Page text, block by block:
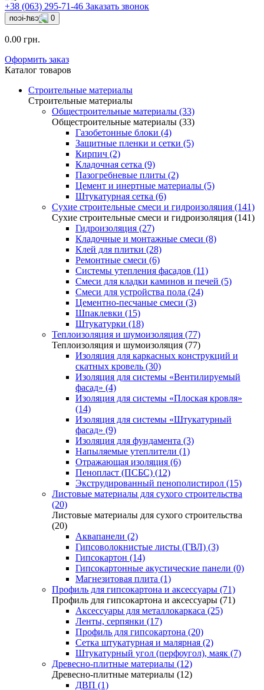
+38 (063) 295-71-46 Заказать звонок
0
0.00 грн.
Оформить заказ
Каталог товаров
Строительные материалы
Строительные материалы
Общестроительные материалы (33)
Общестроительные материалы (33)
Газобетонные блоки (4)
Защитные пленки и сетки (5)
Кирпич (2)
Кладочная сетка (9)
Пазогребневые плиты (2)
Цемент и инертные материалы (5)
Штукатурная сетка (6)
Сухие строительные смеси и гидроизоляция (141)
Сухие строительные смеси и гидроизоляция (141)
Гидроизоляция (27)
Кладочные и монтажные смеси (8)
Клей для плитки (28)
Ремонтные смеси (6)
Системы утепления фасадов (11)
Смеси для кладки каминов и печей (5)
Смеси для устройства пола (24)
Цементно-песчаные смеси (3)
Шпаклевки (15)
Штукатурки (18)
Теплоизоляция и шумоизоляция (77)
Теплоизоляция и шумоизоляция (77)
Изоляция для каркасных конструкций и
скатных кровель (30)
Изоляция для системы «Вентилируемый
фасад» (4)
Изоляция для системы «Плоская кровля»
(14)
Изоляция для системы «Штукатурный
фасад» (9)
Изоляция для фундамента (3)
Напыляемые утеплители (1)
Отражающая изоляция (6)
Пенопласт (ПСБС) (12)
Экструдированный пенополистирол (15)
Листовые материалы для сухого строительства
(20)
Листовые материалы для сухого строительства
(20)
Аквапанели (2)
Гипсоволокнистые листы (ГВЛ) (3)
Гипсокартон (14)
Гипсокартонные акустические панели (0)
Магнезитовая плита (1)
Профиль для гипсокартона и аксессуары (71)
Профиль для гипсокартона и аксессуары (71)
Аксессуары для металлокаркаса (25)
Ленты, серпянки (17)
Профиль для гипсокартона (20)
Сетка штукатурная и малярная (2)
Штукатурный угол (перфоугол), маяк (7)
Древесно-плитные материалы (12)
Древесно-плитные материалы (12)
ДВП (1)